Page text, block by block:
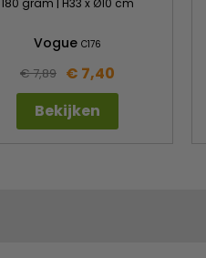
180 gram | H33 x Ø10 cm
Vogue C176
€ 7,89 € 7,40
Bekijken